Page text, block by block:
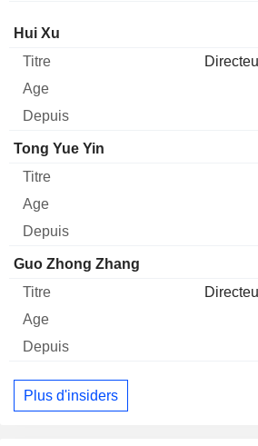
Administrateur
Hui Xu
Tong Yue Yin
Guo Zhong Zhang
Plus d'insiders